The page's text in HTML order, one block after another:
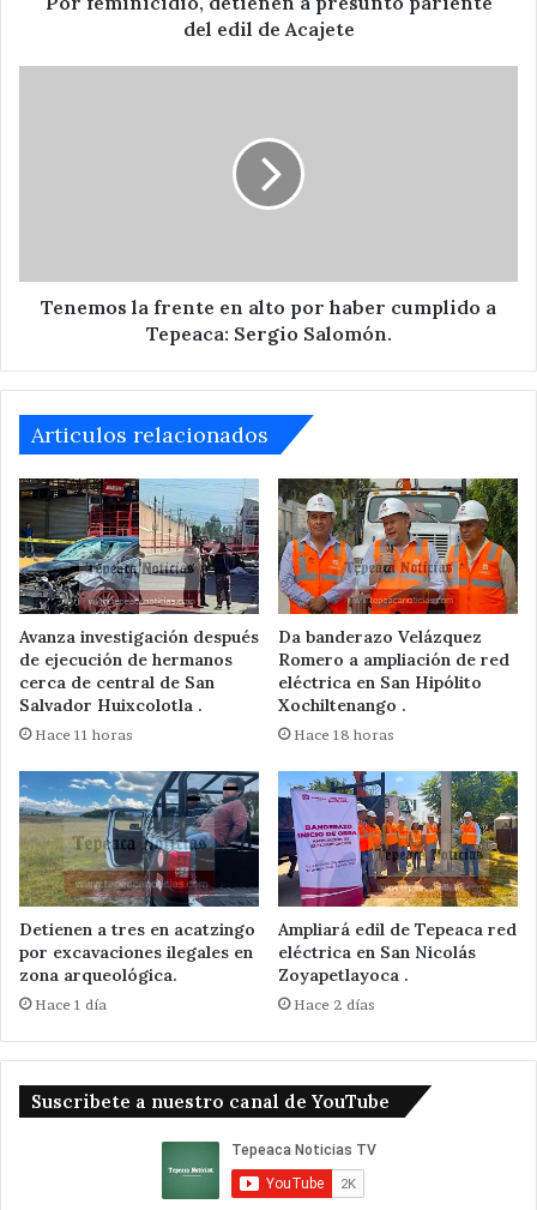
del edil de Acajete
a
Tepeaca:
Tenemos la frente en alto por haber cumplido a
Tepeaca: Sergio Salomón.
Articulos relacionados
Avanza investigación después
de ejecución de hermanos
cerca de central de San
Salvador Huixcolotla .
Hace 11 horas
Da banderazo Velázquez
Romero a ampliación de red
eléctrica en San Hipólito
Xochiltenango .
Hace 18 horas
Detienen a tres en acatzingo
por excavaciones ilegales en
zona arqueológica.
Hace 1 día
Ampliará edil de Tepeaca red
eléctrica en San Nicolás
Zoyapetlayoca .
Hace 2 días
Suscribete a nuestro canal de YouTube